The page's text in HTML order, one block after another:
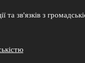
та зв'язків з